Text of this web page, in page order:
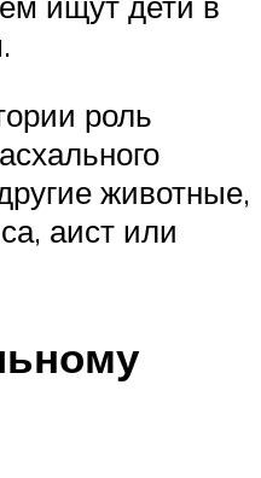
роль
животные,
аист или